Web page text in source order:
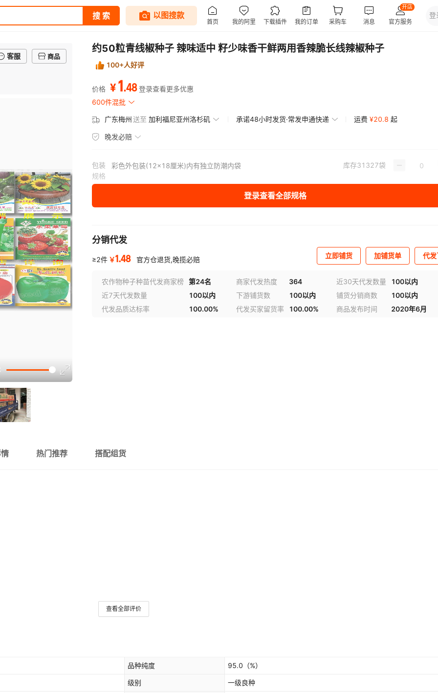
客服 商品
约50粒青线椒种子 辣味适中 籽少味香干鲜两用香辣脆长线辣椒种子
100+人好评
价格 ¥1.48 登录查看更多优惠
600件混批
广东梅州送至 加利福尼亚州洛杉矶 承诺48小时发货·常发申通快递 运费 ¥20.8 起
晚发必赔
包装
规格
彩色外包装(12×18厘米)内有独立防潮内袋 库存31327袋
登录查看全部规格
分销代发
≥2件 ￥1.48 官方仓退货,晚揽必赔 立即铺货 加铺货单 代
农作物种子种苗代发商家榜 第24名 商家代发热度 364 近30天代发数量
100以内
近7天代发数量
100以内 下游铺货数 100以内 铺货分销商数
100以内
代发品质达标率
100.00% 代发买家留货率 100.00% 商品发布时间 2020年6月
热门推荐 搭配组货
查看全部评价
品种纯度 95.0 （%）
级别 一级良种